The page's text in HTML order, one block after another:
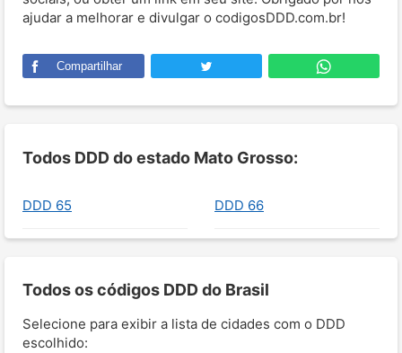
ajudar a melhorar e divulgar o codigosDDD.com.br!
Compartilhar
Todos DDD do estado Mato Grosso:
DDD 65 DDD 66
Todos os códigos DDD do Brasil
Selecione para exibir a lista de cidades com o DDD
escolhido: